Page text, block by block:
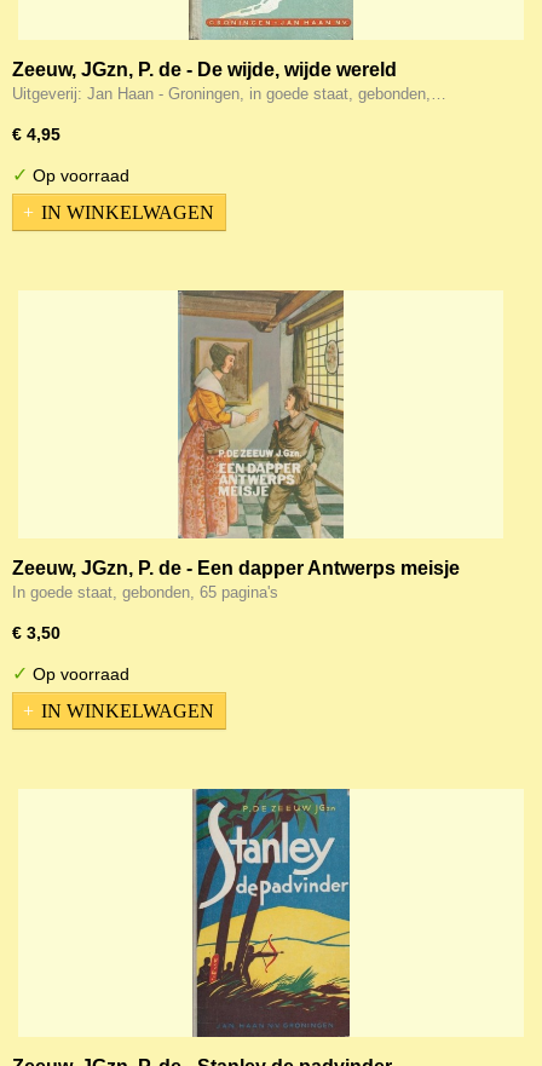
Zeeuw, JGzn, P. de - De wijde, wijde wereld
Uitgeverij: Jan Haan - Groningen, in goede staat, gebonden,…
€ 4,95
✓ Op voorraad
IN WINKELWAGEN
Zeeuw, JGzn, P. de - Een dapper Antwerps meisje
In goede staat, gebonden, 65 pagina's
€ 3,50
✓ Op voorraad
IN WINKELWAGEN